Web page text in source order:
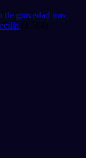
de gravedad tras
(4.564)